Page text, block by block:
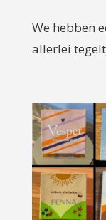
We hebben
allerlei